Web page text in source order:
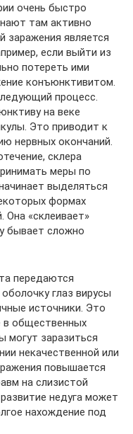
очень быстро
там активно
заражения является
если выйти из
потереть ими
конъюнктивитом.
процесс.
на веке
Это приводит к
нервных окончаний.
склера
меры по
выделяться
формах
Она «склеивает»
бывает сложно
передаются
глаз вирусы
источники. Это
в общественных
могут заразиться
некачественной или
повышается
на слизистой
недуга может
нахождение под